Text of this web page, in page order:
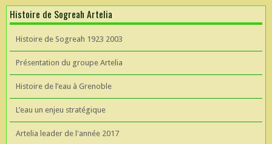
Histoire de Sogreah Artelia
Histoire de Sogreah 1923 2003
Présentation du groupe Artelia
Histoire de l’eau à Grenoble
L’eau un enjeu stratégique
Artelia leader de l'année 2017